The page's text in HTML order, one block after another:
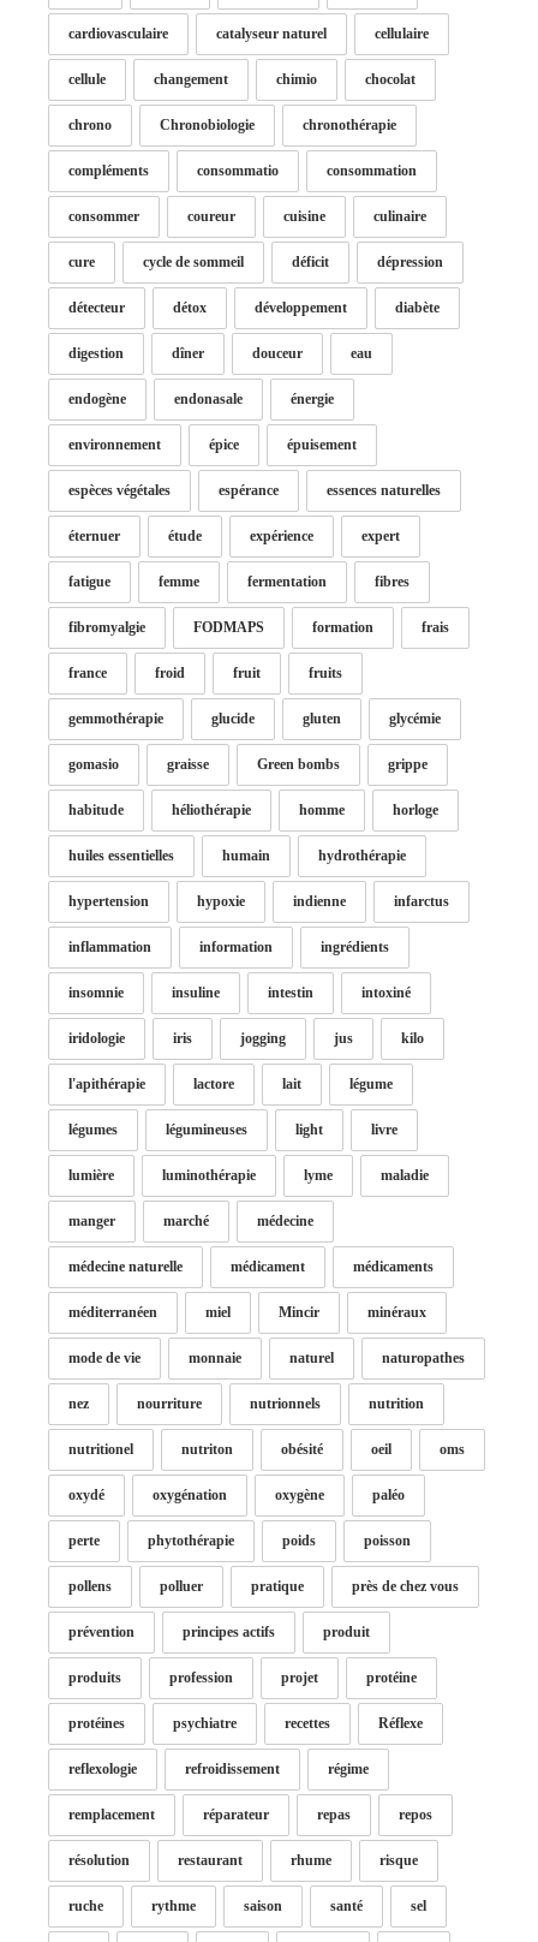
cardiovasculaire catalyseur naturel cellulaire
cellule changement chimio chocolat
chrono Chronobiologie chronothérapie
compléments consommatio consommation
consommer coureur cuisine culinaire
cure cycle de sommeil déficit dépression
détecteur détox développement diabète
digestion dîner douceur eau
endogène endonasale énergie
environnement épice épuisement
espèces végétales espérance essences naturelles
éternuer étude expérience expert
fatigue femme fermentation fibres
fibromyalgie FODMAPS formation frais
france froid fruit fruits
gemmothérapie glucide gluten glycémie
gomasio graisse Green bombs grippe
habitude héliothérapie homme horloge
huiles essentielles humain hydrothérapie
hypertension hypoxie indienne infarctus
inflammation information ingrédients
insomnie insuline intestin intoxiné
iridologie iris jogging jus kilo
l'apithérapie lactore lait légume
légumes légumineuses light livre
lumière luminothérapie lyme maladie
manger marché médecine
médecine naturelle médicament médicaments
méditerranéen miel Mincir minéraux
mode de vie monnaie naturel naturopathes
nez nourriture nutrionnels nutrition
nutritionel nutriton obésité oeil oms
oxydé oxygénation oxygène paléo
perte phytothérapie poids poisson
pollens polluer pratique près de chez vous
prévention principes actifs produit
produits profession projet protéine
protéines psychiatre recettes Réflexe
reflexologie refroidissement régime
remplacement réparateur repas repos
résolution restaurant rhume risque
ruche rythme saison santé sel